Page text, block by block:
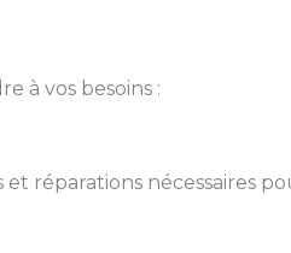
à vos besoins :
réparations nécessaires